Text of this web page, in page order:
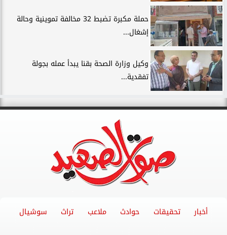
حملة مكبرة تضبط 32 مخالفة تموينية وحالة
إشغال...
وكيل وزارة الصحة بقنا يبدأ عمله بجولة
تفقدية...
أخبار تحقيقات حوادث ملاعب تراث سوشيال